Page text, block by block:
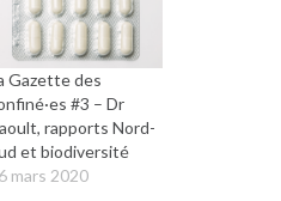
Gazette des
#3 – Dr
rapports Nord-
et biodiversité
mars 2020